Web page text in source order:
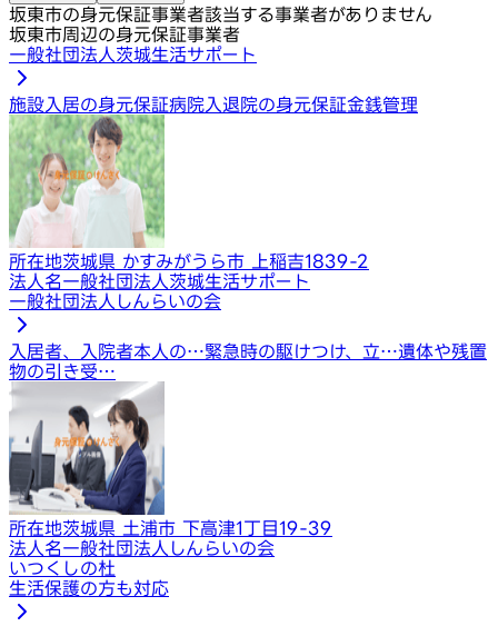
坂東市の身元保証事業者該当する事業者がありません
坂東市周辺の身元保証事業者
一般社団法人茨城生活サポート
施設入居の身元保証病院入退院の身元保証金銭管理
所在地茨城県 かすみがうら市 上稲吉1839-2
法人名一般社団法人茨城生活サポート
一般社団法人しんらいの会
入居者、入院者本人の…緊急時の駆けつけ、立…遺体や残置
物の引き受…
所在地茨城県 土浦市 下高津1丁目19-39
法人名一般社団法人しんらいの会
いつくしの杜
生活保護の方も対応